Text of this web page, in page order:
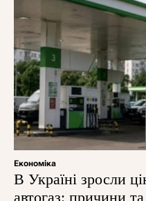
Економіка
В Україні зросли
автогаз: причини